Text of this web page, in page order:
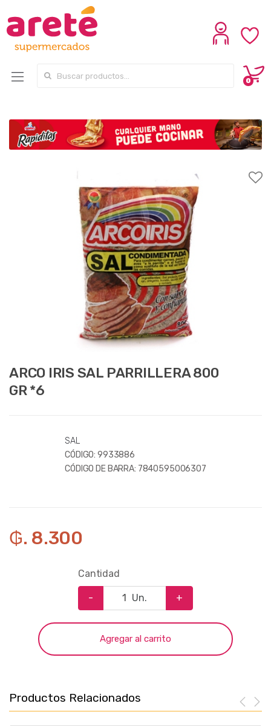
Search for:
0
ARCO IRIS SAL PARRILLERA 800
GR *6
SAL
CÓDIGO: 9933886
CÓDIGO DE BARRA: 7840595006307
₲. 8.300
Cantidad
- Un. +
Agregar al carrito
Productos Relacionados